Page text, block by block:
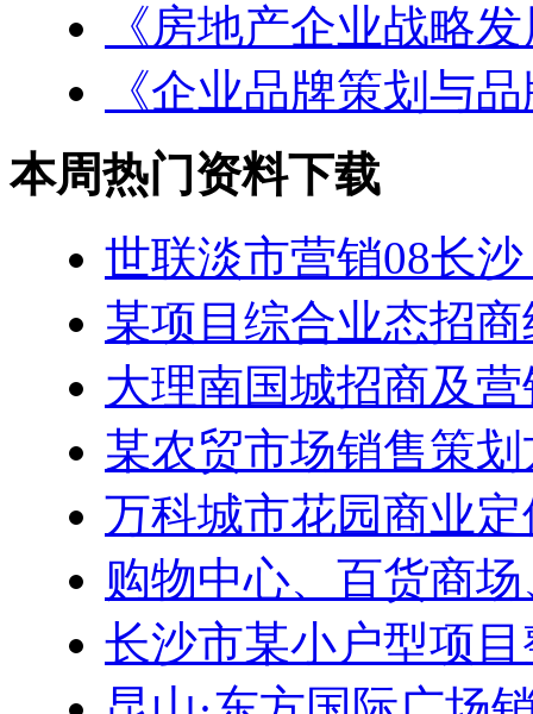
《房地产企业战略
《企业品牌策划与
本周热门资料下载
世联淡市营销08长
某项目综合业态招
大理南国城招商及
某农贸市场销售策
万科城市花园商业
购物中心、百货商
长沙市某小户型项